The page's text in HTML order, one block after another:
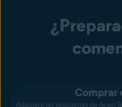
Comprar
Adquiere las soluciones de Avast